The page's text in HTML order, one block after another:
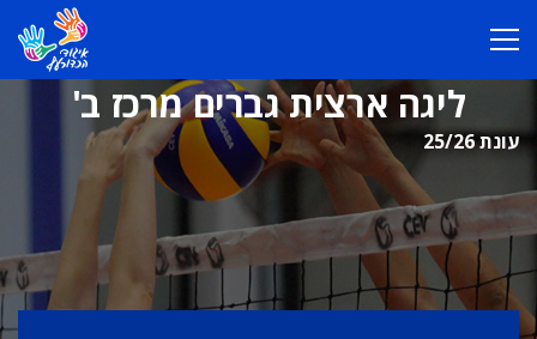
ליגה ארצית גברים מרכז ב'
עונת 25/26